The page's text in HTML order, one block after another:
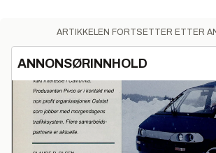
ARTIKKELEN FORTSETTER ETTER
ANNONSØRINNHOLD